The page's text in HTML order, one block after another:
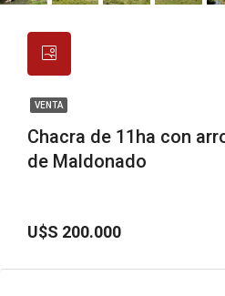
VENTA
Chacra de 11ha con
de Maldonado
U$S 200.000